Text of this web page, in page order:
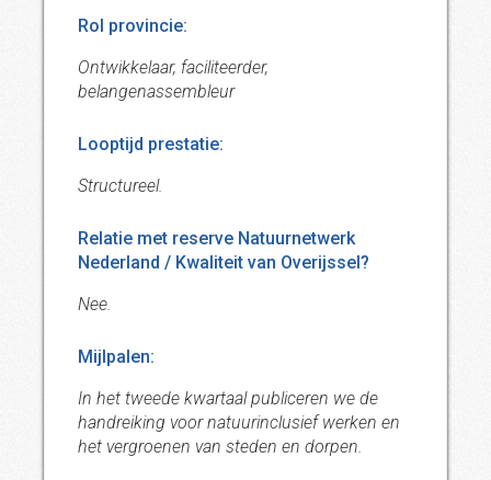
Rol provincie:
Ontwikkelaar, faciliteerder,
belangenassembleur
Looptijd prestatie:
Structureel.
Relatie met reserve Natuurnetwerk
Nederland / Kwaliteit van Overijssel?
Nee.
Mijlpalen:
In het tweede kwartaal publiceren we de
handreiking voor natuurinclusief werken en
het vergroenen van steden en dorpen.